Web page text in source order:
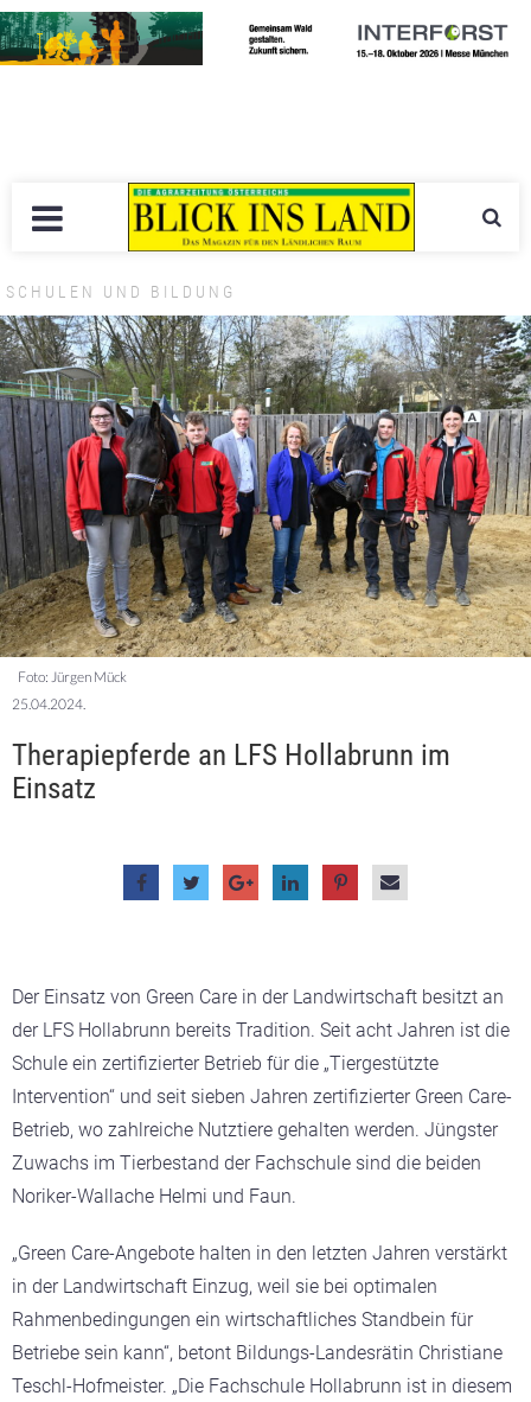
SCHULEN UND BILDUNG
Foto: Jürgen Mück
25.04.2024.
Therapiepferde an LFS Hollabrunn im
Einsatz
Der Einsatz von Green Care in der Landwirtschaft besitzt an
der LFS Hollabrunn bereits Tradition. Seit acht Jahren ist die
Schule ein zertifizierter Betrieb für die „Tiergestützte
Intervention“ und seit sieben Jahren zertifizierter Green Care-
Betrieb, wo zahlreiche Nutztiere gehalten werden. Jüngster
Zuwachs im Tierbestand der Fachschule sind die beiden
Noriker-Wallache Helmi und Faun.
„Green Care-Angebote halten in den letzten Jahren verstärkt
in der Landwirtschaft Einzug, weil sie bei optimalen
Rahmenbedingungen ein wirtschaftliches Standbein für
Betriebe sein kann“, betont Bildungs-Landesrätin Christiane
Teschl-Hofmeister. „Die Fachschule Hollabrunn ist in diesem